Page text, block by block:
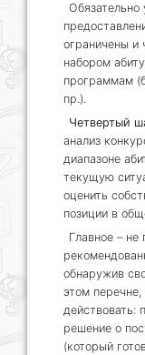
Обязательно
ограничены и
набором
программам
пр.).
Четвертый
анализ
диапазоне
текущую
оценить
позиции в
Главное – не
обнаружив
этом
действовать:
решение о
(который